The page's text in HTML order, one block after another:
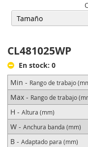
CL481025WP
En stock: 0
Min - Rango de trabajo
Max - Rango de trabajo
H - Altura (mm)
W - Anchura banda (mm)
B - Adaptado para (mm)